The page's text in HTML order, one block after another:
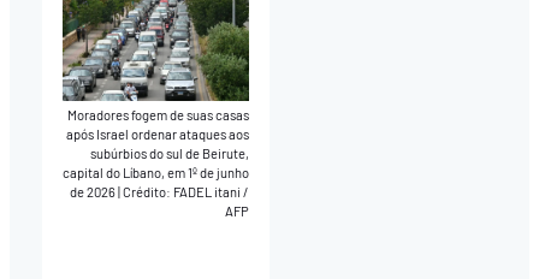
Moradores fogem de suas casas
após Israel ordenar ataques aos
subúrbios do sul de Beirute,
capital do Líbano, em 1º de junho
de 2026|Crédito: FADEL itani /
AFP